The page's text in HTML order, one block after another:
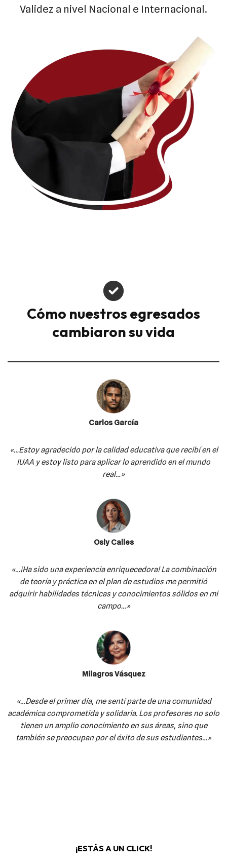
Validez a nivel Nacional e Internacional.
Cómo nuestros egresados
cambiaron su vida
Carlos García
«…Estoy agradecido por la calidad educativa que recibí en el
IUAA y estoy listo para aplicar lo aprendido en el mundo
real…»
Osly Calles
«…¡Ha sido una experiencia enriquecedora! La combinación
de teoría y práctica en el plan de estudios me permitió
adquirir habilidades técnicas y conocimientos sólidos en mi
campo…»
Milagros Vásquez
«…Desde el primer día, me sentí parte de una comunidad
académica comprometida y solidaria. Los profesores no solo
tienen un amplio conocimiento en sus áreas, sino que
también se preocupan por el éxito de sus estudiantes…»
¡ESTÁS A UN CLICK!